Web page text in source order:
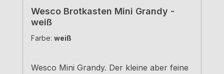
Wesco Brotkasten Mini Grandy -
weiß
Farbe: weiß
Wesco Mini Grandy. Der kleine aber feine